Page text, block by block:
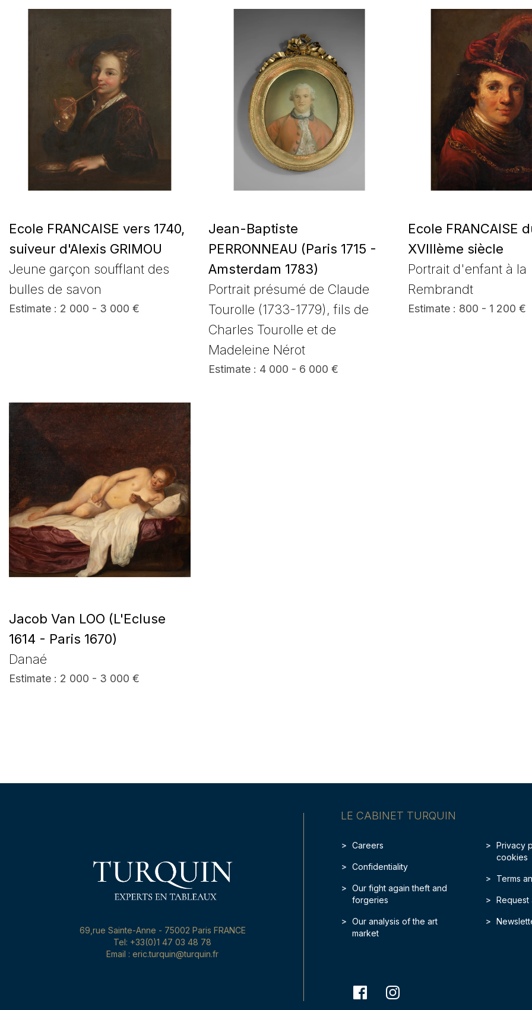
Ecole FRANCAISE vers 1740,
suiveur d'Alexis GRIMOU
Jeune garçon soufflant des
bulles de savon
Estimate : 2 000 - 3 000 €
Jean-Baptiste
PERRONNEAU (Paris 1715 -
Amsterdam 1783)
Portrait présumé de Claude
Tourolle (1733-1779), fils de
Charles Tourolle et de
Madeleine Nérot
Estimate : 4 000 - 6 000 €
Ecole FRANCAISE
XVIIIème siècle
Portrait d'enfant à la
Rembrandt
Estimate : 800 - 1 200 €
Jacob Van LOO (L'Ecluse
1614 - Paris 1670)
Danaé
Estimate : 2 000 - 3 000 €
LE CABINET TURQUIN
Careers
Confidentiality
Our fight again theft and
forgeries
Our analysis of the art
market
Privacy
cookies
Terms
Request
69,rue Sainte-Anne - 75002 Paris FRANCE
Tel: +33(0)1 47 03 48 78
Email : eric.turquin@turquin.fr